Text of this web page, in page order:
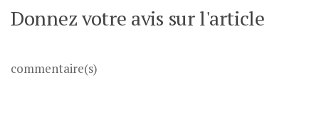
Donnez votre avis sur l'article
commentaire(s)